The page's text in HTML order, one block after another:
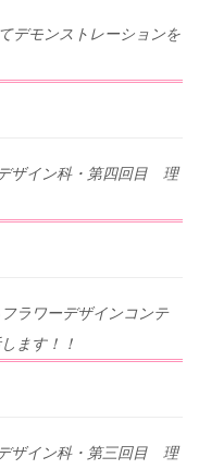
デモンストレーションを
ザイン科・第四回目 理
ラワーデザインコンテ
ます！！
ザイン科・第三回目 理